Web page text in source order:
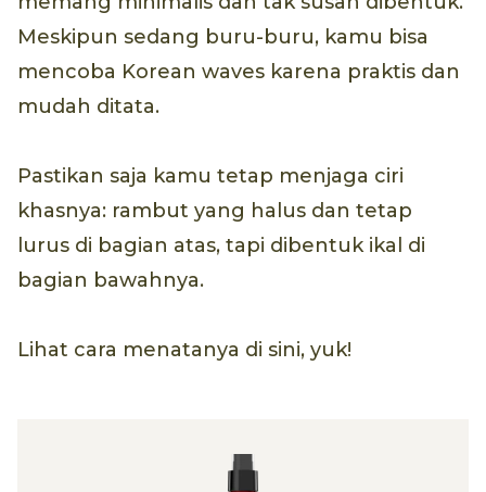
Meskipun sedang buru-buru, kamu bisa
mencoba Korean waves karena praktis dan
mudah ditata.
Pastikan saja kamu tetap menjaga ciri
khasnya: rambut yang halus dan tetap
lurus di bagian atas, tapi dibentuk ikal di
bagian bawahnya.
Lihat cara menatanya di sini, yuk!